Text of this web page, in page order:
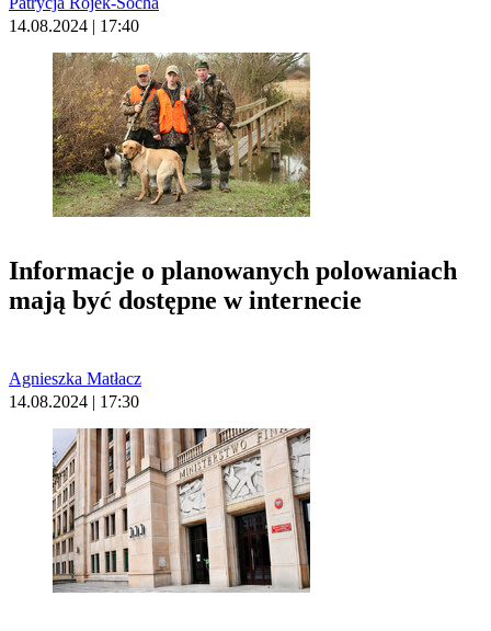
14.08.2024 | 17:40
Informacje o planowanych polowaniach
mają być dostępne w internecie
Agnieszka Matłacz
14.08.2024 | 17:30